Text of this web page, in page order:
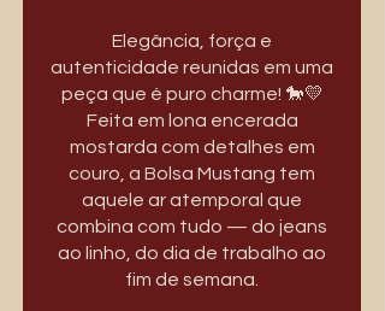
Elegância, força e
autenticidade reunidas em uma
peça que é puro charme! 🐎💛
Feita em lona encerada
mostarda com detalhes em
couro, a Bolsa Mustang tem
aquele ar atemporal que
combina com tudo — do jeans
ao linho, do dia de trabalho ao
fim de semana.